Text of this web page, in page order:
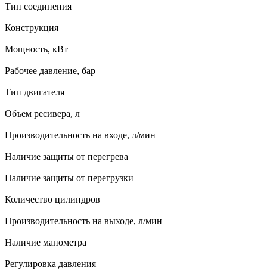
Тип соединения
Конструкция
Мощность, кВт
Рабочее давление, бар
Тип двигателя
Объем ресивера, л
Производительность на входе, л/мин
Наличие защиты от перегрева
Наличие защиты от перегрузки
Количество цилиндров
Производительность на выходе, л/мин
Наличие манометра
Регулировка давления